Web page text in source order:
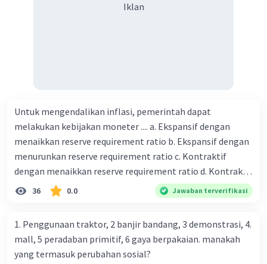
Iklan
Untuk mengendalikan inflasi, pemerintah dapat
melakukan kebijakan moneter .... a. Ekspansif dengan
menaikkan reserve requirement ratio b. Ekspansif dengan
menurunkan reserve requirement ratio c. Kontraktif
dengan menaikkan reserve requirement ratio d. Kontraktif
dengan menurunkan reserve requirement ratio e.
Ekspansif dengan menaikkan tingkat diskonto Bila Bank
ceteris paribus maka .... a. Menimbulkan inflasi di mana
bentuk kurva jumlah uang beredar (penawaran uang) naik
dari kiri bawah ke kanan atas b. Menimbulkan deflasi di
36 0.0 Jawaban terverifikasi
1. Penggunaan traktor, 2 banjir bandang, 3 demonstrasi, 4.
mall, 5 peradaban primitif, 6 gaya berpakaian. manakah
yang termasuk perubahan sosial?